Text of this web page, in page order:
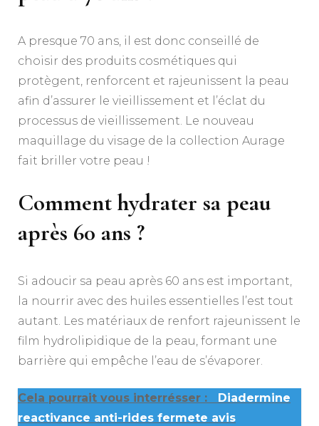
A presque 70 ans, il est donc conseillé de
choisir des produits cosmétiques qui
protègent, renforcent et rajeunissent la peau
afin d’assurer le vieillissement et l’éclat du
processus de vieillissement. Le nouveau
maquillage du visage de la collection Aurage
fait briller votre peau !
Comment hydrater sa peau
après 60 ans ?
Si adoucir sa peau après 60 ans est important,
la nourrir avec des huiles essentielles l’est tout
autant. Les matériaux de renfort rajeunissent le
film hydrolipidique de la peau, formant une
barrière qui empêche l’eau de s’évaporer.
Cela pourrait vous interrésser :
Diadermine
reactivance anti-rides fermete avis